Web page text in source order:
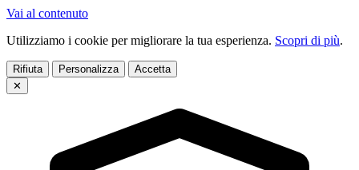
Vai al contenuto
Utilizziamo i cookie per migliorare la tua esperienza. Scopri di più.
Rifiuta Personalizza
Accetta
✕